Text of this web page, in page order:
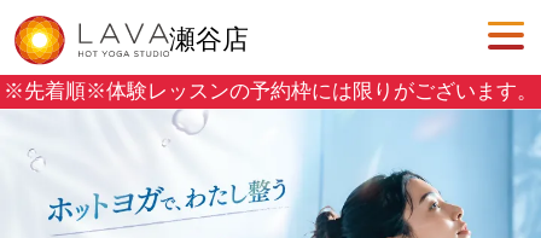
瀬谷店
※先着順※体験レッスンの予約枠には限りがございます。